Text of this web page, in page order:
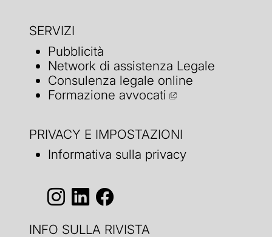
SERVIZI
Pubblicità
Network di assistenza Legale
Consulenza legale online
Formazione avvocati
PRIVACY E IMPOSTAZIONI
Informativa sulla privacy
INFO SULLA RIVISTA